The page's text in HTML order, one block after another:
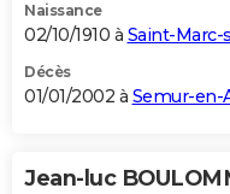
Naissance
02/10/1910 à Saint-Marc-
Décès
01/01/2002 à Semur-en-
Jean-luc